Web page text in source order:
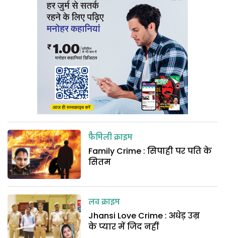
फैमिली क्राइम
Family Crime : सिपाही पर पति के
सितम
लव क्राइम
Jhansi Love Crime : अधेड़ उम्र
के प्यार में जिद नहीं